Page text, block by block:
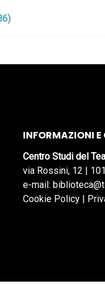
INFORMAZIONI
Centro Studi del
via Rossini, 12 |
e-mail:
Cookie Policy |